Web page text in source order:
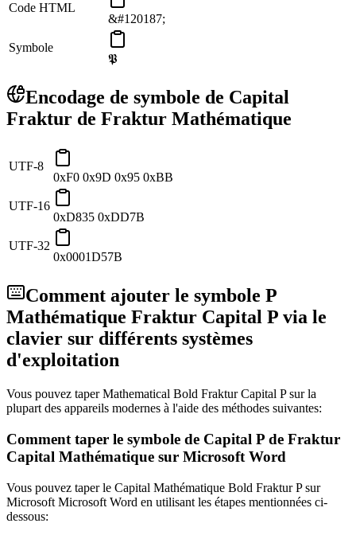
Code HTML
&#120187;
Symbole
𝕻
Encodage de symbole de Capital
Fraktur de Fraktur Mathématique
UTF-8
0xF0 0x9D 0x95 0xBB
UTF-16
0xD835 0xDD7B
UTF-32
0x0001D57B
Comment ajouter le symbole P
Mathématique Fraktur Capital P via le
clavier sur différents systèmes
d'exploitation
Vous pouvez taper Mathematical Bold Fraktur Capital P sur la
plupart des appareils modernes à l'aide des méthodes suivantes:
Comment taper le symbole de Capital P de Fraktur
Capital Mathématique sur Microsoft Word
Vous pouvez taper le Capital Mathématique Bold Fraktur P sur
Microsoft Microsoft Word en utilisant les étapes mentionnées ci-
dessous: